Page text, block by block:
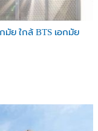
มัย ใกล้ BTS เอกมัย